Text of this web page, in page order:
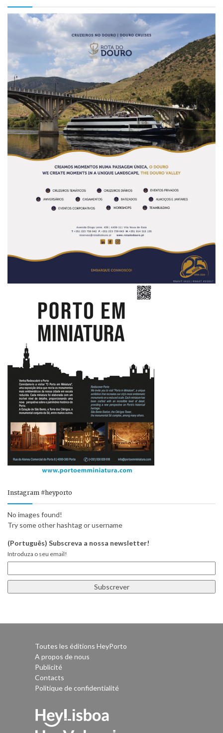
Instagram #heyporto
No images found!
Try some other hashtag or username
(Português) Subscreva a nossa newsletter!
Introduza o seu email!
Toutes les éditions HeyPorto
A propos de nous
Publicité
Contacts
Politique de confidentialité